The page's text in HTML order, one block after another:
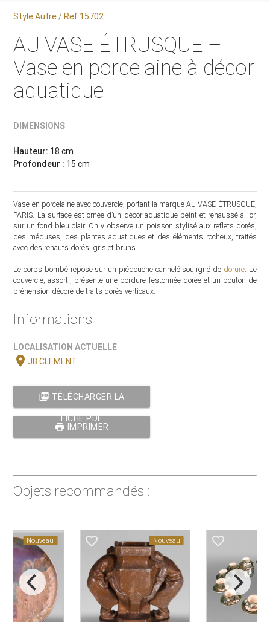
Style Autre / Ref.15702
AU VASE ÉTRUSQUE –
Vase en porcelaine à décor
aquatique
DIMENSIONS
Hauteur: 18 cm
Profondeur : 15 cm
Vase en porcelaine avec couvercle, portant la marque AU VASE ÉTRUSQUE,
PARIS. La surface est ornée d’un décor aquatique peint et rehaussé à l’or,
sur un fond bleu clair. On y observe un poisson stylisé aux reflets dorés,
des méduses, des plantes aquatiques et des éléments rocheux, traités
avec des rehauts dorés, gris et bruns.
Le corps bombé repose sur un piédouche cannelé souligné de dorure. Le
couvercle, assorti, présente une bordure festonnée dorée et un bouton de
préhension décoré de traits dorés verticaux.
Informations
LOCALISATION ACTUELLE
location_onJB CLEMENT
picture_as_pdf TÉLÉCHARGER LA
FICHE PDF
print IMPRIMER
Objets recommandés :
Nouveau favorite_border Nouveau favorite_border